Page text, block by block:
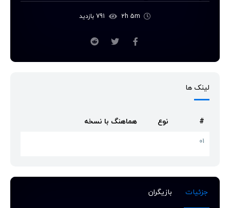
لینک ها
# نوع هماهنگ با نسخه
01
جزئیات بازیگران